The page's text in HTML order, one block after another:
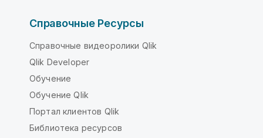
Справочные Ресурсы
Справочные видеоролики Qlik
Qlik Developer
Обучение
Обучение Qlik
Портал клиентов Qlik
Библиотека ресурсов